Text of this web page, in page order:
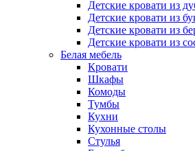
Детские кровати из
Детские кровати из
Детские кровати из
Детские кровати из
Белая мебель
Кровати
Шкафы
Комоды
Тумбы
Кухни
Кухонные столы
Стулья